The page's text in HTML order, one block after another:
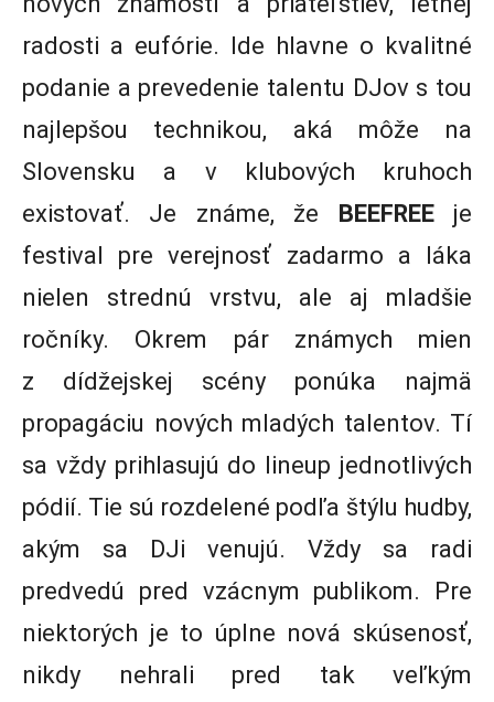
radosti a eufórie. Ide hlavne o kvalitné
podanie a prevedenie talentu DJov s tou
najlepšou technikou, aká môže na
Slovensku a v klubových kruhoch
existovať. Je známe, že BEEFREEje
festival pre verejnosť zadarmo a láka
nielen strednú vrstvu, ale aj mladšie
ročníky. Okrem pár známych mien
z dídžejskej scény ponúka najmä
propagáciu nových mladých talentov. Tí
sa vždy prihlasujú do lineup jednotlivých
pódií. Tie sú rozdelené podľa štýlu hudby,
akým sa DJi venujú. Vždy sa radi
predvedú pred vzácnym publikom. Pre
niektorých je to úplne nová skúsenosť,
nikdy nehrali pred tak veľkým